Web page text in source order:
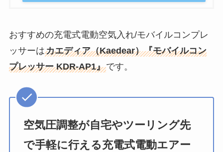
おすすめの充電式電動空気入れ/モバイルコンプレ
ッサーはカエディア（Kaedear）『モバイルコン
プレッサー KDR-AP1』です。
空気圧調整が自宅やツーリング先
で手軽に行える充電式電動エアー